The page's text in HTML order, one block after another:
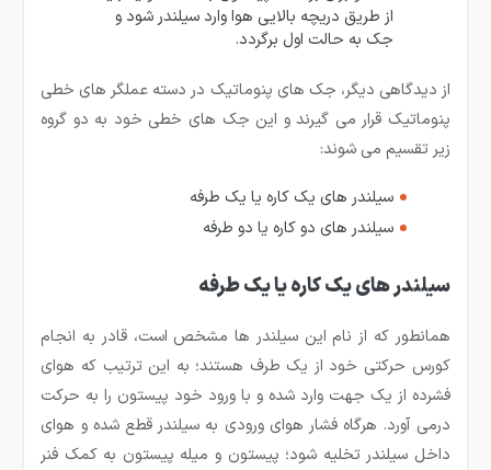
از طریق دریچه بالایی هوا وارد سیلندر شود و
جک به حالت اول برگردد.
از دیدگاهی دیگر، جک های پنوماتیک در دسته عملگر های خطی
پنوماتیک قرار می گیرند و این جک های خطی خود به دو گروه
زیر تقسیم می شوند:
سیلندر های یک کاره یا یک طرفه
سیلندر های دو کاره یا دو طرفه
سیلندر های یک کاره یا یک طرفه
همانطور که از نام این سیلندر ها مشخص است، قادر به انجام
کورس حرکتی خود از یک طرف هستند؛ به این ترتیب که هوای
فشرده از یک جهت وارد شده و با ورود خود پیستون را به حرکت
درمی آورد. هرگاه فشار هوای ورودی به سیلندر قطع شده و هوای
داخل سیلندر تخلیه شود؛ پیستون و میله پیستون به کمک فنر